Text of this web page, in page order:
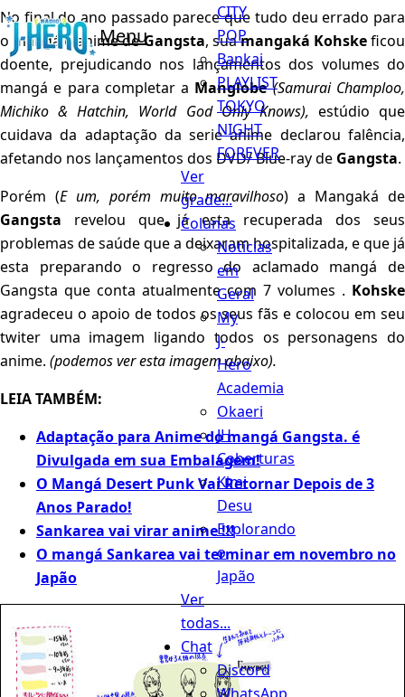
Menu
CITY
POP
Bankai
PLAYLIST
TOKYO
NIGHT
FOREVER
Ver
grade...
Colunas
Notícias
em
Geral
My
J-
Hero
Academia
Okaeri
JH
Coberturas
Kimi
Desu
Explorando
o
Japão
Ver
todas...
Chat
Discord
No final do ano passado parece que tudo deu errado para
o mangá e anime deGangsta, suamangaká Kohskeficou
doente, prejudicando nos lançamentos dos volumes do
mangá e para completar a Manglobe (Samurai Champloo,
Michiko & Hatchin, World God Only Knows), estúdio que
cuidava da adaptação da serie anime declarou falência,
afetando nos lançamentos dos DVD/ Blue-ray de Gangsta.
Porém (E um, porém muito maravilhoso) a Mangaká de
Gangsta revelou que já esta recuperada dos seus
problemas de saúde que a deixaram hospitalizada, e que já
esta preparando o regresso do aclamado mangá de
Gangsta que conta atualmente com 7 volumes . Kohske
agradeceu o apoio de todos os seus fãs e colocou em seu
twiter uma imagem ligando todos os personagens do
anime. (podemos ver esta imagem abaixo).
LEIA TAMBÉM:
Adaptação para Anime do mangá Gangsta. é
Divulgada em sua Embalagem!
O Mangá Desert Punk Vai Retornar Depois de 3
Anos Parado!
Sankarea vai virar anime !!!
O mangá Sankarea vai terminar em novembro no
Japão